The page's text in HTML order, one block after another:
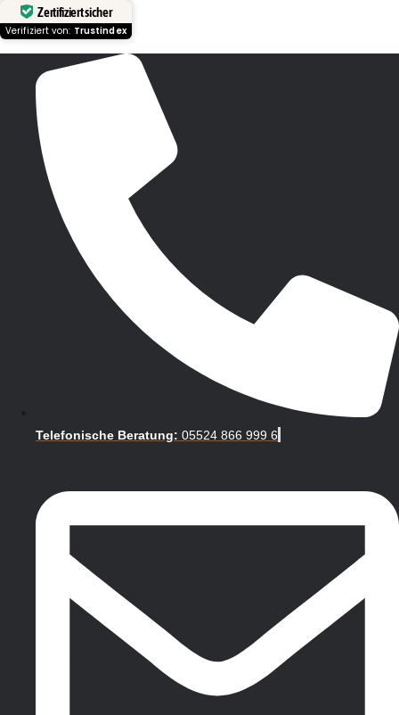
Zertifiziert sicher
Verifiziert von: Trustindex
Telefonische Beratung: 05524 866 999 6